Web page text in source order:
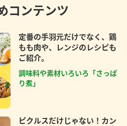
コンテンツ
定番の手羽元だけでなく、鶏
もも肉や、レンジのレシピも
ご紹介。
調味料や素材いろいろ「さっぱ
り煮」
ピクルスだけじゃない！カン